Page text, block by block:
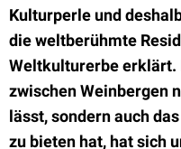
Kulturperle und
die weltberühmte
Weltkulturerbe erklärt.
zwischen Weinbergen
lässt, sondern auch
zu bieten hat, hat sich